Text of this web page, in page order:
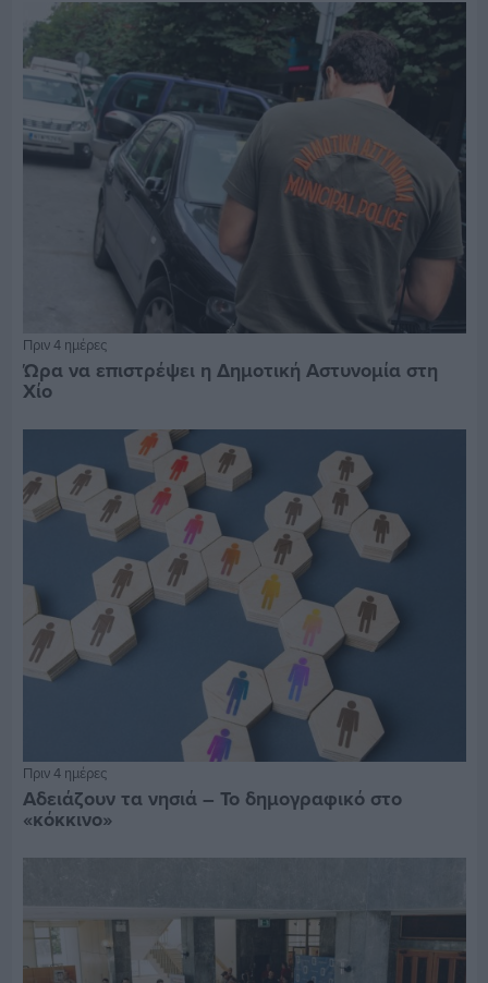
Πριν 4 ημέρες
Ώρα να επιστρέψει η Δημοτική Αστυνομία στη
Χίο
Πριν 4 ημέρες
Αδειάζουν τα νησιά – Το δημογραφικό στο
«κόκκινο»